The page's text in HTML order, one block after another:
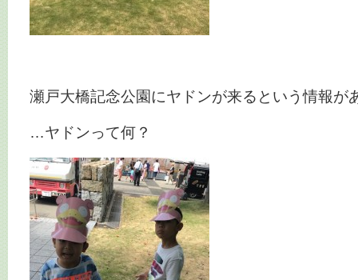
瀬戸大橋記念公園にヤドンが来るという情報
…ヤドンって何？